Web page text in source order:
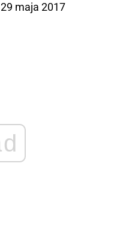
29 maja 2017